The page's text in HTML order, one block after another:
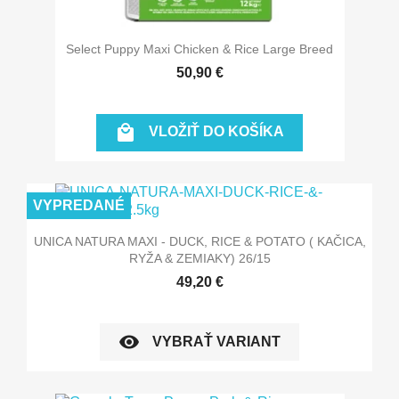
Select Puppy Maxi Chicken & Rice Large Breed
50,90 €
 VLOŽIŤ DO KOŠÍKA
UNICA NATURA MAXI - DUCK, RICE & POTATO ( KAČICA,
RYŽA & ZEMIAKY) 26/15
49,20 €
visibility VYBRAŤ VARIANT
VYPREDANÉ